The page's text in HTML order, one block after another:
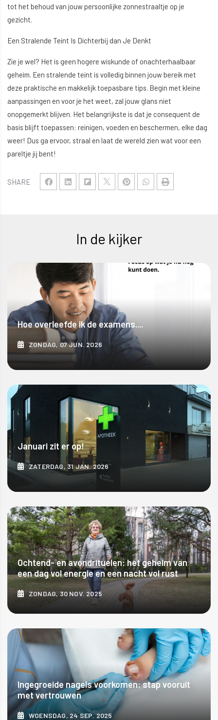
SHARE
tot het behoud van jouw persoonlijke zonnestraaltje op je
gezicht.
Een Stralende Teint Is Dichterbij dan Je Denkt
Zie je wel? Het is geen hogere wiskunde of onachterhaalbaar
geheim. Een stralende teint is volledig binnen jouw bereik met
deze praktische en makkelijk toepasbare tips. Begin met kleine
aanpassingen en voor je het weet, zal jouw glans niet
onopgemerkt blijven. Het belangrijkste is dat je consequent de
basis blijft toepassen: reinigen, voeden en beschermen, elke dag
weer! Dus ga ervoor, straal en laat de wereld zien wat voor een
pareltje jij bent!
In de kijker
Hoe overleefde ik de examens....
ZONDAG, 07 JUN. 2026
ONTDEK MEER
Januari zit er op!
ZATERDAG, 31 JAN. 2026
ONTDEK MEER
Ochtend- en avondrituelen: het geheim van
een dag vol energie en een nacht vol rust
ZONDAG, 30 NOV. 2025
ONTDEK MEER
Ingegroeide nagels voorkomen: stap vooruit
met vertrouwen
WOENSDAG, 24 SEP. 2025